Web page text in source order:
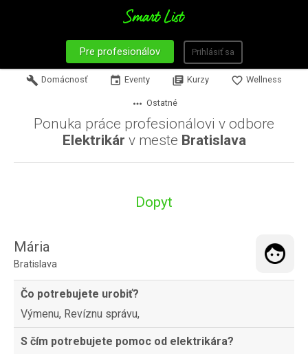
Pre profesionálov Prihlásiť sa
build Domácnosť event Eventy library_books Kurzy favorite_border Wellness
more_horiz Ostatné
Ponuka práce profesionálovi v odbore
Elektrikár v meste Bratislava
Dopyt
Mária
Bratislava
Čo potrebujete urobiť?
Výmenu, Revíznu správu,
S čím potrebujete pomoc od elektrikára?